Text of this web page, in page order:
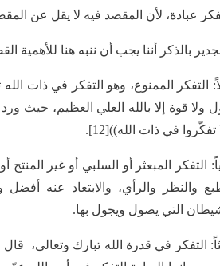
عبادة، لأن المقصد فيه لا يقل عن
بالذكر أننا يجب أن ننبه هنا
التفكر الممنوع، وهو التفكر في ذات
ولا قوة إلا بالله العلي العظيم، حيث
تفكّروا في ذات الله))[12].
التفكر المبعثر أو السلبي أو غير
والنظر والرأي، والابتعاد عنه
التي يصول ويجول بها.
التفكر في قدرة الله تبارك وتعالى،